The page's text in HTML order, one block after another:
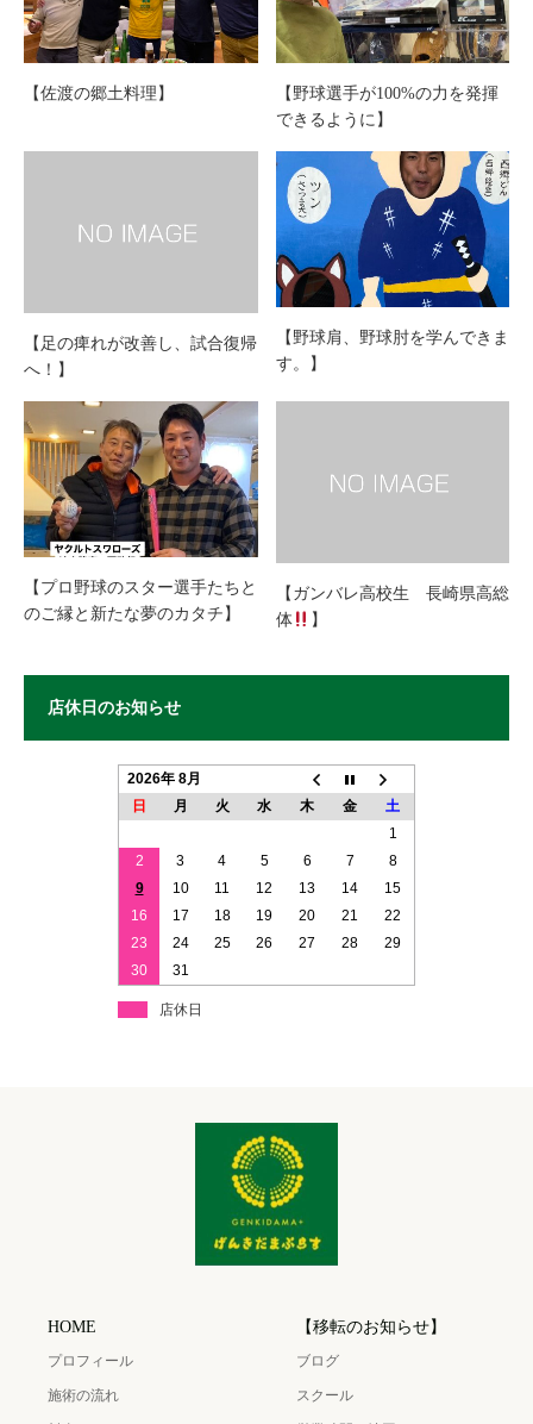
【佐渡の郷土料理】
【野球選手が100%の力を発揮
できるように】
【足の痺れが改善し、試合復帰
へ！】
【野球肩、野球肘を学んできま
す。】
【プロ野球のスター選手たちと
のご縁と新たな夢のカタチ】
【ガンバレ高校生 長崎県高総
体
】
店休日のお知らせ
2026年 8月
日
月 火 水 木 金
土
1
2
3 4 5 6 7
8
9
10 11 12 13 14
15
16
17 18 19 20 21
22
23
24 25 26 27 28
29
30
31
店休日
HOME
プロフィール
施術の流れ
【移転のお知らせ】
ブログ
スクール